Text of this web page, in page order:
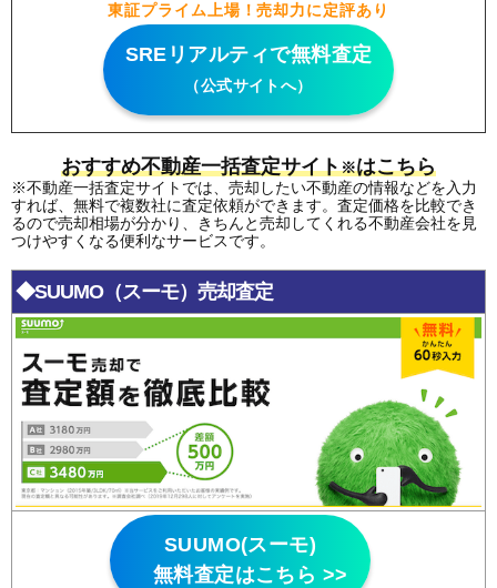
東証プライム上場！売却力に定評あり
SREリアルティで無料査定
（公式サイトへ）
おすすめ不動産一括査定サイト※はこちら
※不動産一括査定サイトでは、売却したい不動産の情報などを入力
すれば、無料で複数社に査定依頼ができます。査定価格を比較でき
るので売却相場が分かり、きちんと売却してくれる不動産会社を見
つけやすくなる便利なサービスです。
◆SUUMO（スーモ）売却査定
SUUMO(スーモ)
無料査定はこちら >>